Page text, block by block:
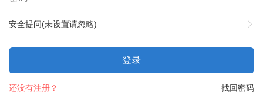
安全提问(未设置请忽略)
登录
找回密码
还没有注册？